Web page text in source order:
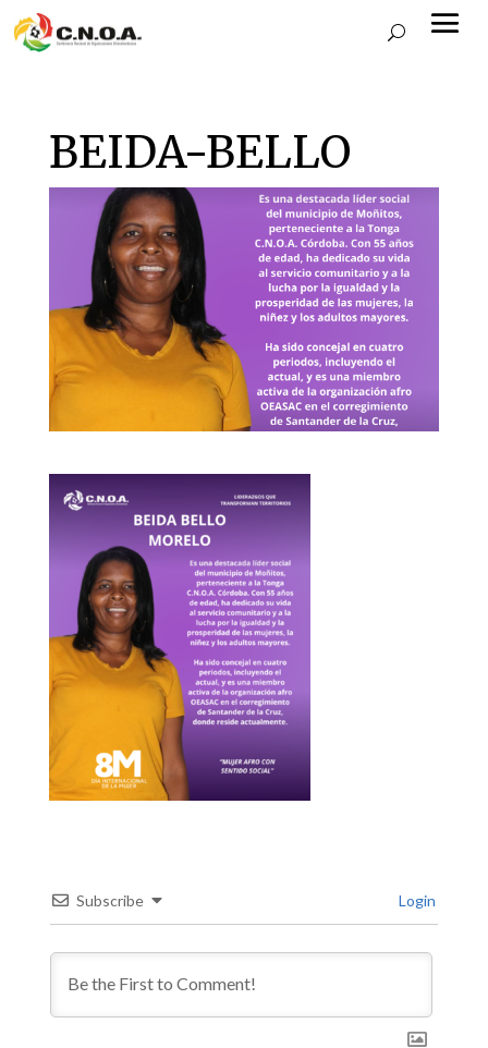
BEIDA-BELLO
Subscribe Login